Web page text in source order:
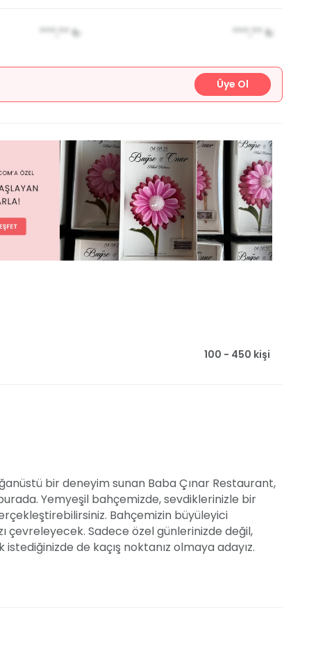
***,** ₺ ***,** ₺
Üye Ol
100 - 450 kişi
bir deneyim sunan Baba Çınar Restaurant,
Yemyeşil bahçemizde, sevdiklerinizle bir
Bahçemizin büyüleyici
çevreleyecek. Sadece özel günlerinizde değil,
de kaçış noktanız olmaya adayız.
ve huzurlu ortamımızla unutulmaz anlar